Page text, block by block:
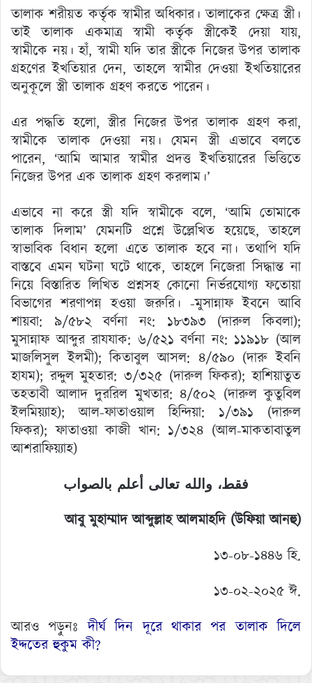
তালাক শরীয়ত কর্তৃক স্বামীর অধিকার। তালাকের ক্ষেত্র স্ত্রী।
তাই তালাক একমাত্র স্বামী কর্তৃক স্ত্রীকেই দেয়া যায়,
স্বামীকে নয়। হাঁ, স্বামী যদি তার স্ত্রীকে নিজের উপর তালাক
গ্রহণের ইখতিয়ার দেন, তাহলে স্বামীর দেওয়া ইখতিয়ারের
অনুকূলে স্ত্রী তালাক গ্রহণ করতে পারেন।
এর পদ্ধতি হলো, স্ত্রীর নিজের উপর তালাক গ্রহণ করা,
স্বামীকে তালাক দেওয়া নয়। যেমন স্ত্রী এভাবে বলতে
পারেন, ‘আমি আমার স্বামীর প্রদত্ত ইখতিয়ারের ভিত্তিতে
নিজের উপর এক তালাক গ্রহণ করলাম।’
এভাবে না করে স্ত্রী যদি স্বামীকে বলে, ‘আমি তোমাকে
তালাক দিলাম’ যেমনটি প্রশ্নে উল্লেখিত হয়েছে, তাহলে
স্বাভাবিক বিধান হলো এতে তালাক হবে না। তথাপি যদি
বাস্তবে এমন ঘটনা ঘটে থাকে, তাহলে নিজেরা সিদ্ধান্ত না
নিয়ে বিস্তারিত লিখিত প্রশ্নসহ কোনো নির্ভরযোগ্য ফতোয়া
বিভাগের শরণাপন্ন হওয়া জরুরি। -মুসান্নাফ ইবনে আবি
শায়বা: ৯/৫৮২ বর্ণনা নং: ১৮৩৯৩ (দারুল কিবলা);
মুসান্নাফ আব্দুর রাযযাক: ৬/৫২১ বর্ণনা নং: ১১৯১৮ (আল
মাজলিসুল ইলমী); কিতাবুল আসল: ৪/৫৯০ (দারু ইবনি
হাযম); রদ্দুল মুহতার: ৩/৩২৫ (দারুল ফিকর); হাশিয়াতুত
তহতাবী আলাদ দুররিল মুখতার: ৪/৫০২ (দারুল কুতুবিল
ইলমিয়্যাহ); আল-ফাতাওয়াল হিন্দিয়া: ১/৩৯১ (দারুল
ফিকর); ফাতাওয়া কাজী খান: ১/৩২৪ (আল-মাকতাবাতুল
আশরাফিয়্যাহ)
فقط، والله تعالى أعلم بالصواب
আবু মুহাম্মাদ আব্দুল্লাহ আলমাহদি (উফিয়া আনহু)
১৩-০৮-১৪৪৬ হি.
১৩-০২-২০২৫ ঈ.
আরও পড়ুনঃদীর্ঘ দিন দূরে থাকার পর তালাক দিলে
ইদ্দতের হুকুম কী?